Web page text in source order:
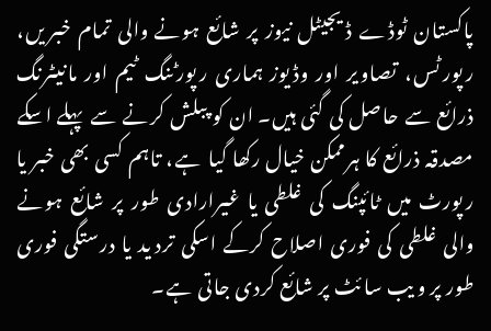
پاکستان ٹوڈے ڈیجیٹل نیوز پر شائع ہونے والی تمام خبریں،
رپورٹس، تصاویر اور وڈیوز ہماری رپورٹنگ ٹیم اور مانیٹرنگ
ذرائع سے حاصل کی گئی ہیں۔ ان کو پبلش کرنے سے پہلے اسکے
مصدقہ ذرائع کا ہرممکن خیال رکھا گیا ہے، تاہم کسی بھی خبر یا
رپورٹ میں ٹائپنگ کی غلطی یا غیرارادی طور پر شائع ہونے
والی غلطی کی فوری اصلاح کرکے اسکی تردید یا درستگی فوری
طور پر ویب سائٹ پر شائع کردی جاتی ہے۔